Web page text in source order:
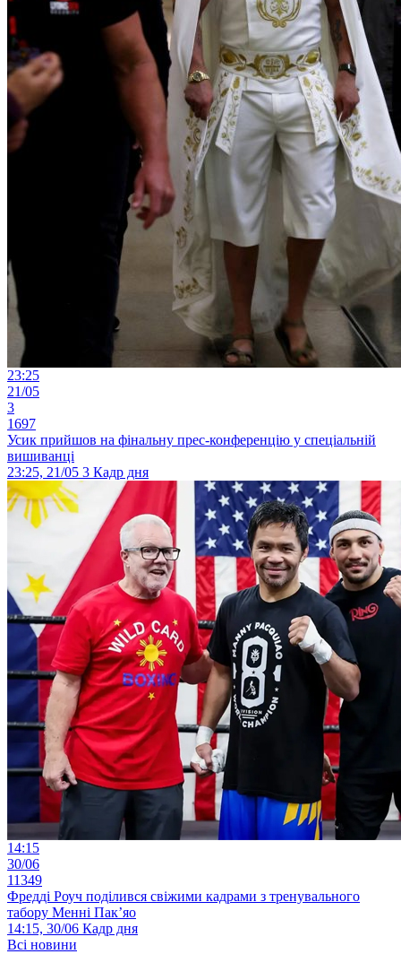
23:25
21/05
3
1697
Усик прийшов на фінальну прес-конференцію у спеціальній
вишиванці
23:25, 21/05 3 Кадр дня
14:15
30/06
11349
Фредді Роуч поділився свіжими кадрами з тренувального
табору Менні Пак’яо
14:15, 30/06 Кадр дня
Всі новини